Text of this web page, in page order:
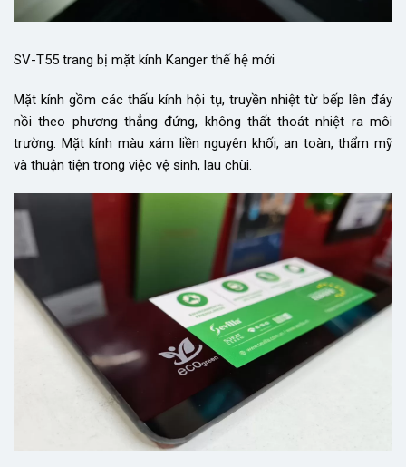
SV-T55 trang bị mặt kính Kanger thế hệ mới
Mặt kính gồm các thấu kính hội tụ, truyền nhiệt từ bếp lên đáy
nồi theo phương thẳng đứng, không thất thoát nhiệt ra môi
trường. Mặt kính màu xám liền nguyên khối, an toàn, thẩm mỹ
và thuận tiện trong việc vệ sinh, lau chùi.